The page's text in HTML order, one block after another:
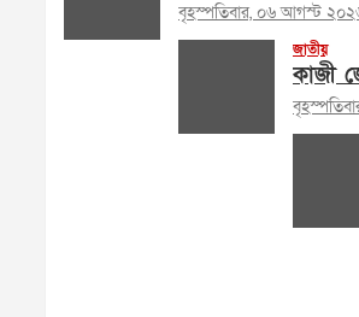
বৃহস্পতিবার, ০৬ আগস্ট
জাতীয়
কাজী